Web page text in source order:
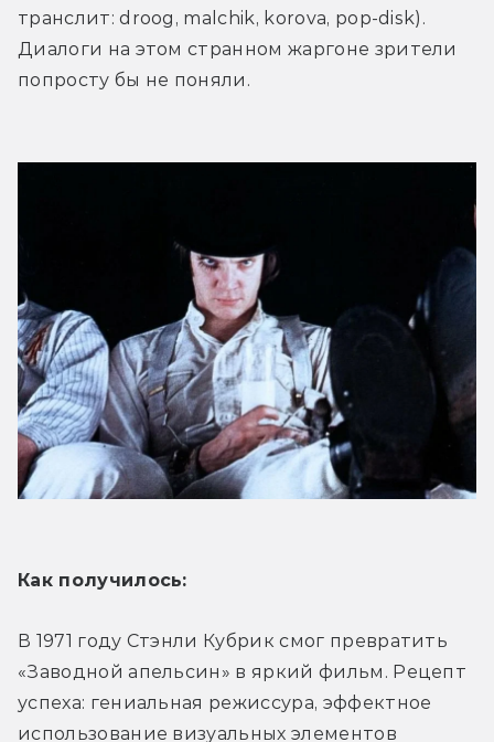
транслит: droog, malchik, korova, pop-disk).
Диалоги на этом странном жаргоне зрители
попросту бы не поняли.
Как получилось:
В 1971 году Стэнли Кубрик смог превратить
«Заводной апельсин» в яркий фильм. Рецепт
успеха: гениальная режиссура, эффектное
использование визуальных элементов